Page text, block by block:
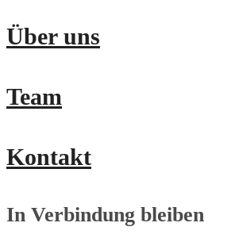
Über uns
Team
Kontakt
In Verbindung bleiben